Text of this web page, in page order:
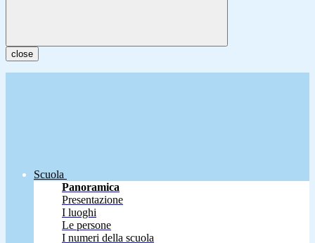
close
Scuola
Panoramica
Presentazione
I luoghi
Le persone
I numeri della scuola